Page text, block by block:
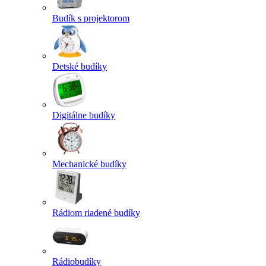
Budík s projektorom
Detské budíky
Digitálne budíky
Mechanické budíky
Rádiom riadené budíky
Rádiobudíky